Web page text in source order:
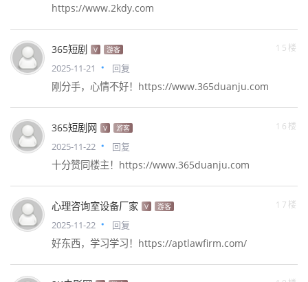
https://www.2kdy.com
365短剧 V 游客 15楼
2025-11-21 回复
刚分手，心情不好！https://www.365duanju.com
365短剧网 V 游客 16楼
2025-11-22 回复
十分赞同楼主！https://www.365duanju.com
心理咨询室设备厂家 V 游客 17楼
2025-11-22 回复
好东西，学习学习！https://aptlawfirm.com/